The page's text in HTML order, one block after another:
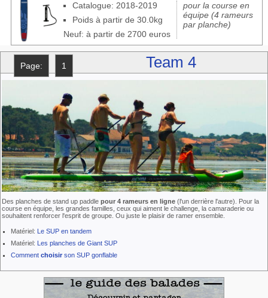
Catalogue: 2018-2019
Poids à partir de 30.0kg
Neuf: à partir de 2700 euros
pour la course en
équipe (4 rameurs
par planche)
Page: 1 Team 4
Des planches de stand up paddle pour 4 rameurs en ligne (l'un derrière l'autre). Pour la
course en équipe, les grandes familles, ceux qui aiment le challenge, la camaraderie ou
souhaitent renforcer l'esprit de groupe. Ou juste le plaisir de ramer ensemble.
Matériel: Le SUP en tandem
Matériel: Les planches de Giant SUP
Comment choisir son SUP gonflable